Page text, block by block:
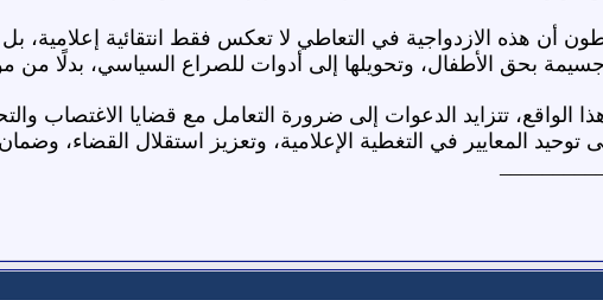
أن هذه الازدواجية في التعاطي لا تعكس فقط انتقائية إعلامية،
جسيمة بحق الأطفال، وتحويلها إلى أدوات للصراع السياسي، بدلًا من
تتزايد الدعوات إلى ضرورة التعامل مع قضايا الاغتصاب
توحيد المعايير في التغطية الإعلامية، وتعزيز استقلال القضاء،